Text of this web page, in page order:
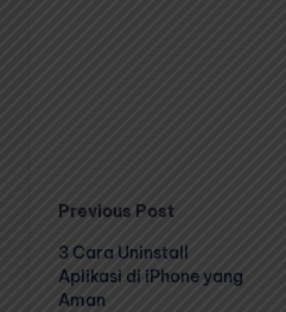
Post
navigation
Previous Post
3 Cara Uninstall
Aplikasi di iPhone yang
Aman